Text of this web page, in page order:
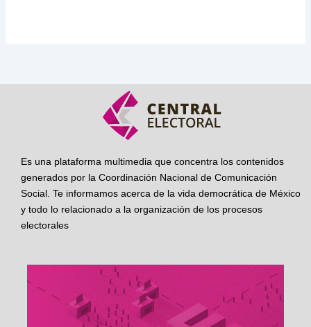
Es una plataforma multimedia que concentra los contenidos
generados por la Coordinación Nacional de Comunicación
Social. Te informamos acerca de la vida democrática de México
y todo lo relacionado a la organización de los procesos
electorales